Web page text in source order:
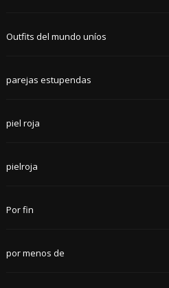
Outfits del mundo uníos
parejas estupendas
piel roja
pielroja
Por fin
por menos de